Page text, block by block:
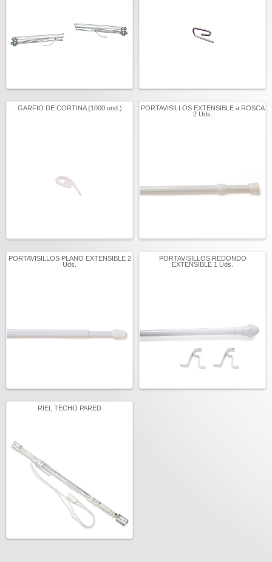
GARFIO DE CORTINA (1000 und.)
PORTAVISILLOS EXTENSIBLE a ROSCA
2 Uds.
PORTAVISILLOS PLANO EXTENSIBLE 2
Uds.
PORTAVISILLOS REDONDO
EXTENSIBLE 1 Uds.
RIEL TECHO PARED